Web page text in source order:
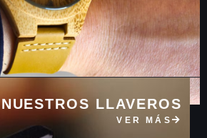
NUESTROS LLAVEROS
VER MÁS